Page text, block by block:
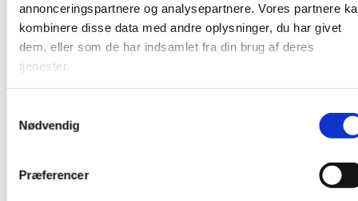
annonceringspartnere og analysepartnere. Vores partnere
kombinere disse data med andre oplysninger, du har givet
dem, eller som de har indsamlet fra din brug af deres
tjenester.
Nødvendig
Præferencer
Kasserer: Erling Tang kasseren@hhsf.dk
Best.medlem: Hans Hvilsom
Næstformand: